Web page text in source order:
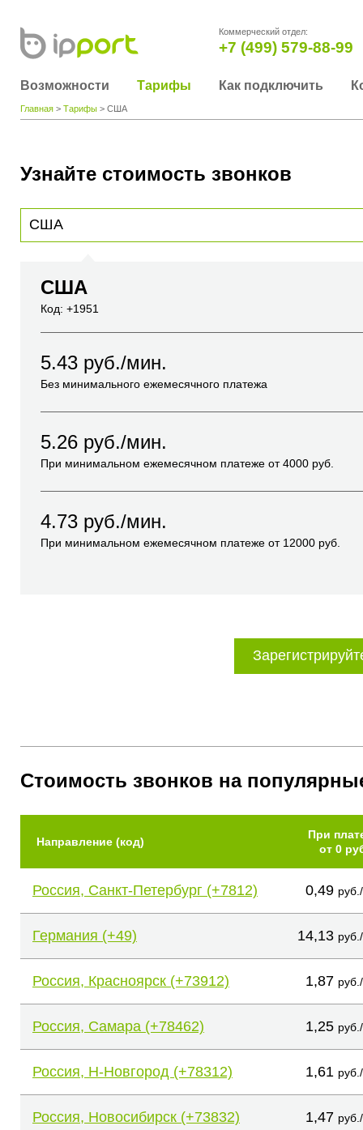
Коммерческий отдел:
+7 (499) 579-88-99
Возможности Тарифы Как подключить
Главная > Тарифы > США
Узнайте стоимость звонков
США
Код: +1951
5.43 руб./мин.
Без минимального ежемесячного платежа
5.26 руб./мин.
При минимальном ежемесячном платеже от4000 руб.
4.73 руб./мин.
При минимальном ежемесячном платеже от 12000 руб.
Стоимость звонков на
Направление (код)
При
от 0
Россия, Санкт-Петербург (+7812) 0,49
Германия (+49) 14,13
Россия, Красноярск (+73912) 1,87
Россия, Самара (+78462) 1,25
Россия, Н-Новгород (+78312) 1,61
Россия, Новосибирск (+73832) 1,47